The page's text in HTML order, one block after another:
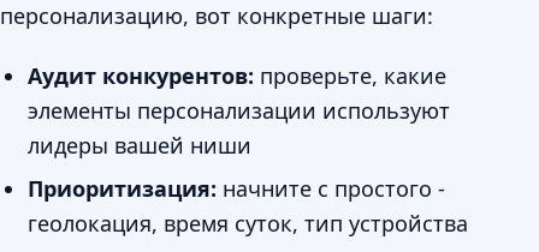
персонализацию, вот конкретные шаги:
Аудит конкурентов: проверьте, какие
элементы персонализации используют
лидеры вашей ниши
Приоритизация: начните с простого -
геолокация, время суток, тип устройства